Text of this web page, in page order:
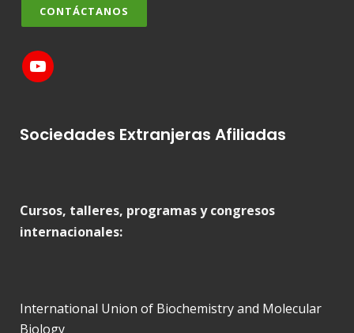
CONTÁCTANOS
Sociedades Extranjeras Afiliadas
Cursos, talleres, programas y congresos
internacionales:
International Union of Biochemistry and Molecular
Biology